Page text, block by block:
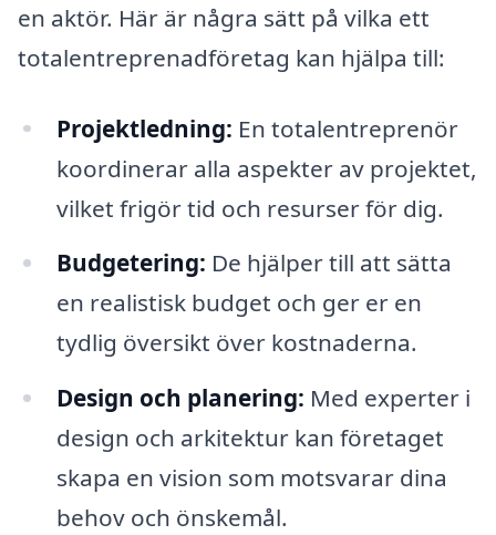
en aktör. Här är några sätt på vilka ett
totalentreprenadföretag kan hjälpa till:
Projektledning: En totalentreprenör
koordinerar alla aspekter av projektet,
vilket frigör tid och resurser för dig.
Budgetering: De hjälper till att sätta
en realistisk budget och ger er en
tydlig översikt över kostnaderna.
Design och planering: Med experter i
design och arkitektur kan företaget
skapa en vision som motsvarar dina
behov och önskemål.